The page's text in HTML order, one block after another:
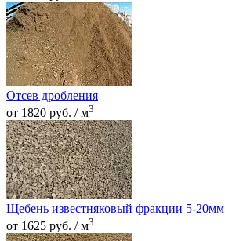
Отсев дробления
от 1820 руб. / м3
Щебень известняковый фракции 5-20мм
от 1625 руб. / м3